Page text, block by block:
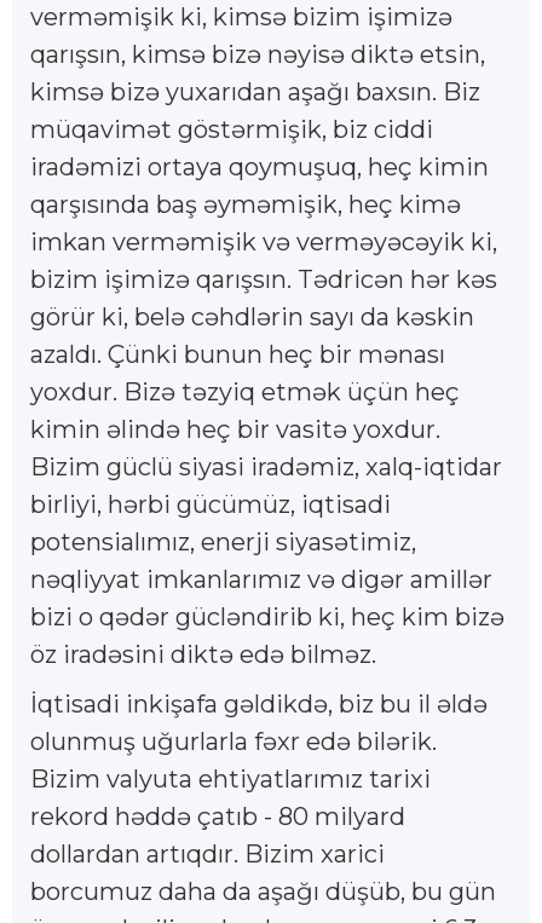
verməmişik ki, kimsə bizim işimizə
qarışsın, kimsə bizə nəyisə diktə etsin,
kimsə bizə yuxarıdan aşağı baxsın. Biz
müqavimət göstərmişik, biz ciddi
iradəmizi ortaya qoymuşuq, heç kimin
qarşısında baş əyməmişik, heç kimə
imkan verməmişik və verməyəcəyik ki,
bizim işimizə qarışsın. Tədricən hər kəs
görür ki, belə cəhdlərin sayı da kəskin
azaldı. Çünki bunun heç bir mənası
yoxdur. Bizə təzyiq etmək üçün heç
kimin əlində heç bir vasitə yoxdur.
Bizim güclü siyasi iradəmiz, xalq-iqtidar
birliyi, hərbi gücümüz, iqtisadi
potensialımız, enerji siyasətimiz,
nəqliyyat imkanlarımız və digər amillər
bizi o qədər gücləndirib ki, heç kim bizə
öz iradəsini diktə edə bilməz.
İqtisadi inkişafa gəldikdə, biz bu il əldə
olunmuş uğurlarla fəxr edə bilərik.
Bizim valyuta ehtiyatlarımız tarixi
rekord həddə çatıb - 80 milyard
dollardan artıqdır. Bizim xarici
borcumuz daha da aşağı düşüb, bu gün